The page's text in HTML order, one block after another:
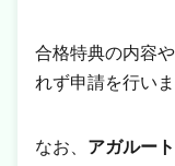
合格特典の内容
れず申請を行いま
なお、 アガルー